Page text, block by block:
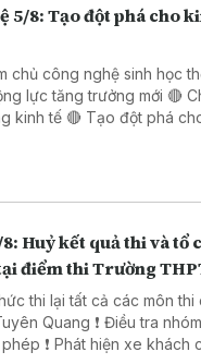
5/8: Tạo đột phá cho
chủ công nghệ sinh học
lực tăng trưởng mới 🔴
tập thể bằng giải
Huỷ kết quả thi và tổ
điểm thi Trường
thi lại tất cả các môn
3 đối tượng sử dụng súng
thực phẩm